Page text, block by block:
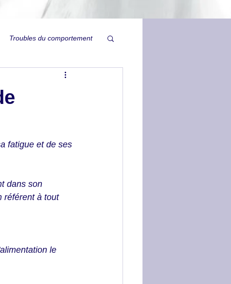
Troubles du comportement
fatigue et de ses
dans son
référent à tout
le